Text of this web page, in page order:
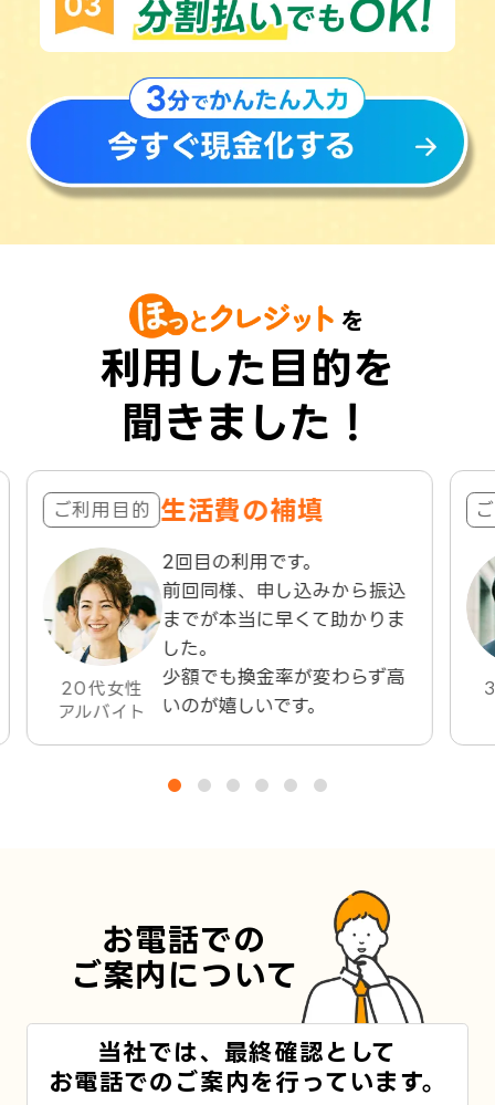
を
利用した目的を
聞きました！
ご利用目的 生活費の補填
20代女性
アルバイト
2回目の利用です。
前回同様、申し込みから振込
までが本当に早くて助かりま
した。
少額でも換金率が変わらず高
いのが嬉しいです。
お電話での
ご案内について
当社では、最終確認として
お電話でのご案内を行っています。